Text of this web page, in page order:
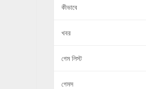
কীভাবে
খবর
গেম লিস্ট
গেমস